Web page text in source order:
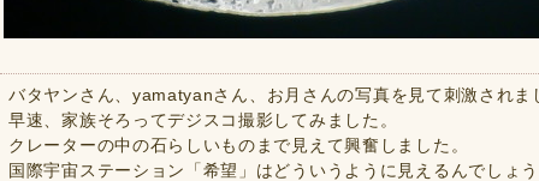
バタヤンさん、yamatyanさん、お月さんの写真を見て刺激されま
早速、家族そろってデジスコ撮影してみました。
クレーターの中の石らしいものまで見えて興奮しました。
国際宇宙ステーション「希望」はどういうように見えるんでしょ